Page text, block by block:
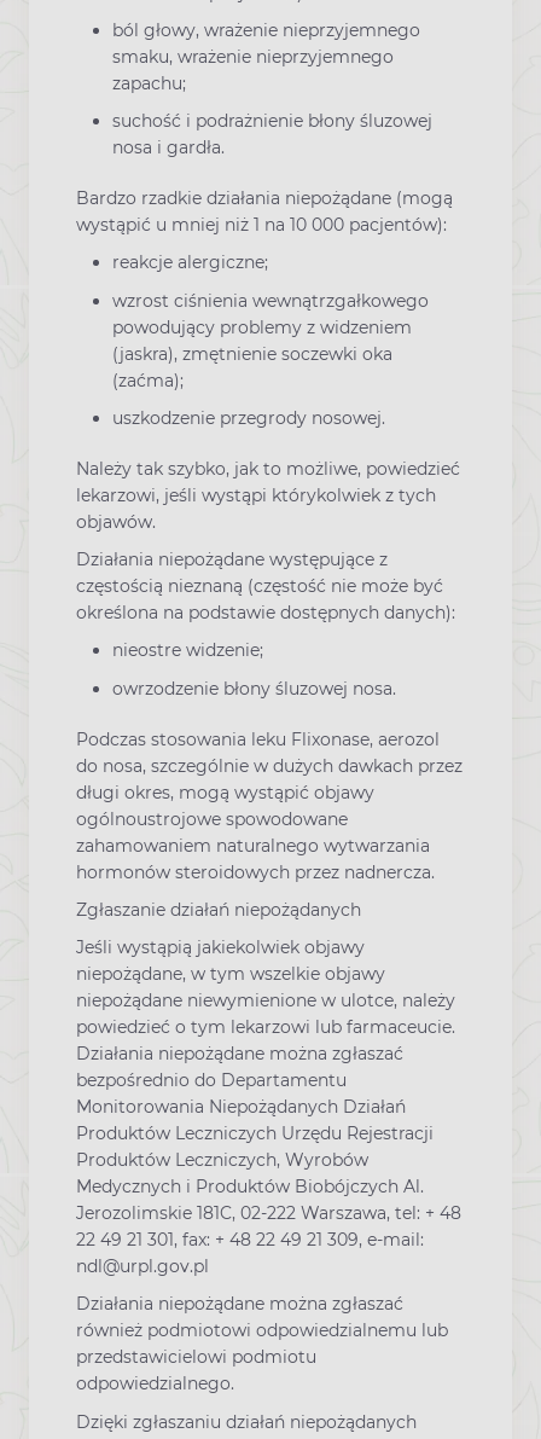
ból głowy, wrażenie nieprzyjemnego
smaku, wrażenie nieprzyjemnego
zapachu;
suchość i podrażnienie błony śluzowej
nosa i gardła.
Bardzo rzadkie działania niepożądane (mogą
wystąpić u mniej niż 1 na 10 000 pacjentów):
reakcje alergiczne;
wzrost ciśnienia wewnątrzgałkowego
powodujący problemy z widzeniem
(jaskra), zmętnienie soczewki oka
(zaćma);
uszkodzenie przegrody nosowej.
Należy tak szybko, jak to możliwe, powiedzieć
lekarzowi, jeśli wystąpi którykolwiek z tych
objawów.
Działania niepożądane występujące z
częstością nieznaną (częstość nie może być
określona na podstawie dostępnych danych):
nieostre widzenie;
owrzodzenie błony śluzowej nosa.
Podczas stosowania leku Flixonase, aerozol
do nosa, szczególnie w dużych dawkach przez
długi okres, mogą wystąpić objawy
ogólnoustrojowe spowodowane
zahamowaniem naturalnego wytwarzania
hormonów steroidowych przez nadnercza.
Zgłaszanie działań niepożądanych
Jeśli wystąpią jakiekolwiek objawy
niepożądane, w tym wszelkie objawy
niepożądane niewymienione w ulotce, należy
powiedzieć o tym lekarzowi lub farmaceucie.
Działania niepożądane można zgłaszać
bezpośrednio do Departamentu
Monitorowania Niepożądanych Działań
Produktów Leczniczych Urzędu Rejestracji
Produktów Leczniczych, Wyrobów
Medycznych i Produktów Biobójczych Al.
Jerozolimskie 181C, 02-222 Warszawa, tel: + 48
22 49 21 301, fax: + 48 22 49 21 309, e-mail:
ndl@urpl.gov.pl
Działania niepożądane można zgłaszać
również podmiotowi odpowiedzialnemu lub
przedstawicielowi podmiotu
odpowiedzialnego.
Dzięki zgłaszaniu działań niepożądanych